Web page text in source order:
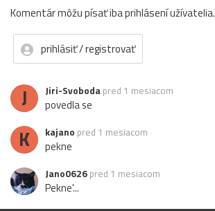
Komentár môžu písať iba prihlásení užívatelia.
prihlásiť / registrovať
J Jiri-Svoboda pred 1 mesiacom
povedla se
K kajano pred 1 mesiacom
pekne
Jano0626 pred 1 mesiacom
Pekne'...